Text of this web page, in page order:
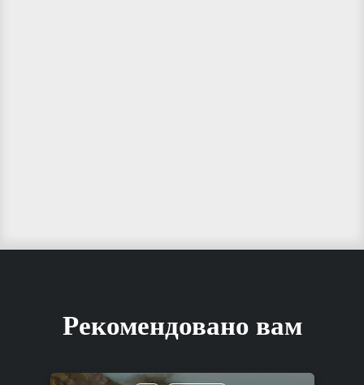
Рекомендовано вам